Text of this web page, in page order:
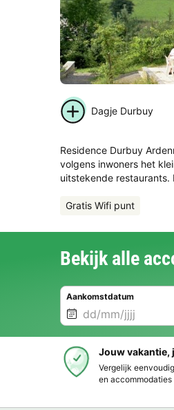
Dagje Durbuy
Residence Durbuy
volgens inwoners het
uitstekende restaurants.
Gratis Wifi punt
Bekijk alle
Aankomstdatum
Jouw vakantie,
Vergelijk
en accommodaties